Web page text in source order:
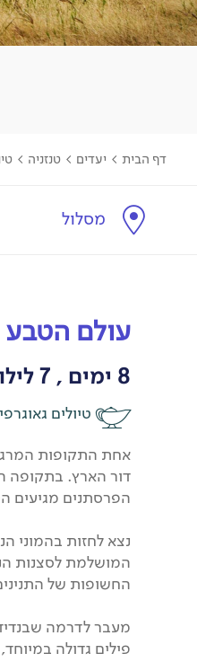
דף הבית > יעדים > טנזניה >
מסלול
עולם
8 ימים , 7 לילות
טיולים
אחת התקופות
דור הארץ. בתקופה
הפרסתנים מגיעים
נצא לחזות בהמוני
המושלמת לסצנות
החשופות של
מעבר לדרמה
פילים גדולה